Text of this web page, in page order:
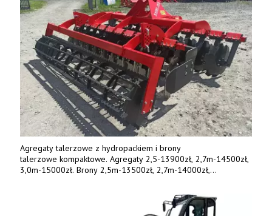
Agregaty talerzowe z hydropackiem i brony
talerzowe kompaktowe. Agregaty 2,5-13900zł, 2,7m-14500zł,
3,0m-15000zł. Brony 2,5m-13500zł, 2,7m-14000zł,